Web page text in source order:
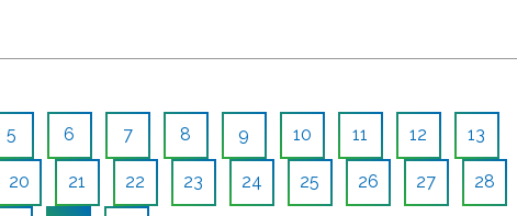
5 6 7 8 9 10 11 12 13
20 21 22 23 24 25 26 27 28